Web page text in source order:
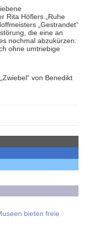
Rita Höflers „Ruhe
„Gestrandet“
die eine an
nochmal abzukürzen:
ohne umtriebige
von Benedikt
bieten freie